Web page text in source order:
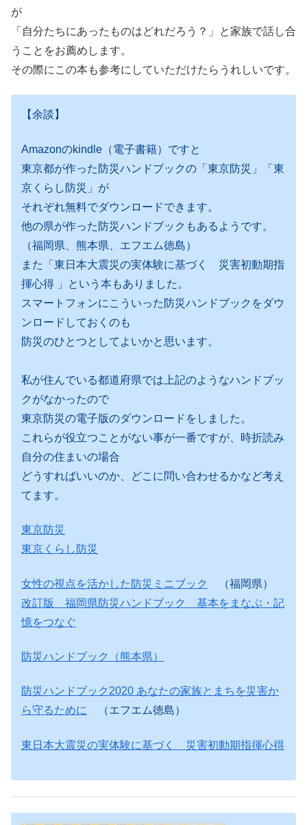
が
「自分たちにあったものはどれだろう？」と家族で話し合
うことをお薦めします。
その際にこの本も参考にしていただけたらうれしいです。
【余談】
Amazonのkindle（電子書籍）ですと
東京都が作った防災ハンドブックの「東京防災」「東
京くらし防災」が
それぞれ無料でダウンロードできます。
他の県が作った防災ハンドブックもあるようです。
（福岡県、熊本県、エフエム徳島）
また「東日本大震災の実体験に基づく 災害初動期指
揮心得 」という本もありました。
スマートフォンにこういった防災ハンドブックをダウ
ンロードしておくのも
防災のひとつとしてよいかと思います。
私が住んでいる都道府県では上記のようなハンドブッ
クがなかったので
東京防災の電子版のダウンロードをしました。
これらが役立つことがない事が一番ですが、時折読み
自分の住まいの場合
どうすればいいのか、どこに問い合わせるかなど考え
てます。
東京防災
東京くらし防災
女性の視点を活かした防災ミニブック
（福岡県）
改訂版 福岡県防災ハンドブック 基本をまなぶ・記
憶をつなぐ
防災ハンドブック（熊本県）
防災ハンドブック2020 あなたの家族とまちを災害か
ら守るために （エフエム徳島）
東日本大震災の実体験に基づく 災害初動期指揮心得